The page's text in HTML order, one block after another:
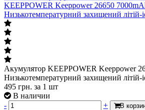
KEEPPOWER Keeppower 26650
Низькотемпературний захищений літій-
Акумулятор KEEPPOWER Keeppower
Низькотемпературний захищений літій-
495 грн. за 1 шт
В наличии
-
+ В